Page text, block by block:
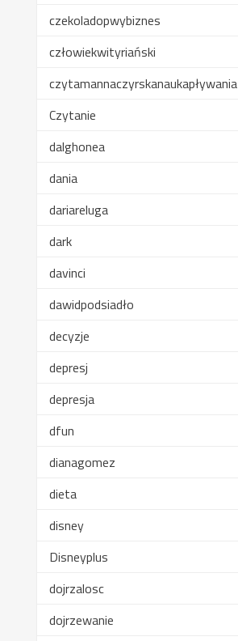
czekoladopwybiznes
człowiekwityriański
czytamannaczyrskanaukapływania
Czytanie
dalghonea
dania
dariareluga
dark
davinci
dawidpodsiadło
decyzje
depresj
depresja
dfun
dianagomez
dieta
disney
Disneyplus
dojrzalosc
dojrzewanie